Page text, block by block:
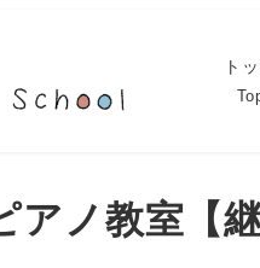
ト
ノ教室【